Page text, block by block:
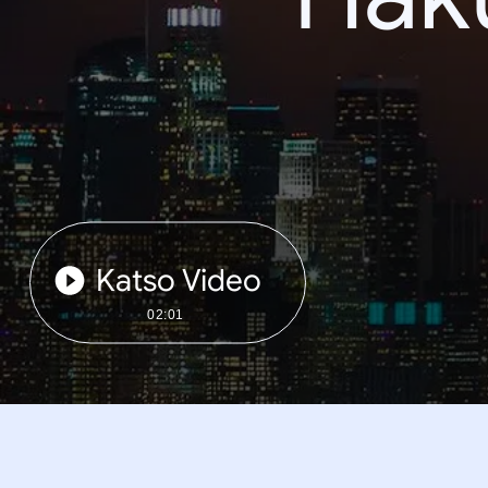
Katso Video
02:01